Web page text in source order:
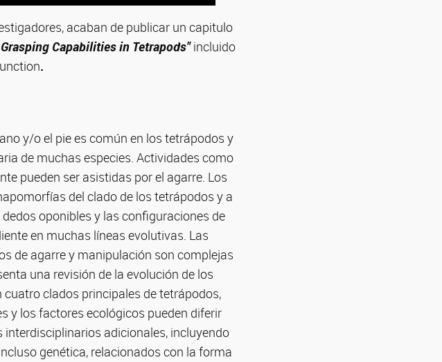
acaban de publicar un capitulo
Capabilities in Tetrapods"incluido
.
y/o el pie es común en los tetrápodos y
de muchas especies. Actividades como
pueden ser asistidas por el agarre. Los
del clado de los tetrápodos y a
oponibles y las configuraciones de
en muchas líneas evolutivas. Las
de agarre y manipulación son complejas
una revisión de la evolución de los
clados principales de tetrápodos,
y los factores ecológicos pueden diferir
adicionales, incluyendo
genética, relacionados con la forma